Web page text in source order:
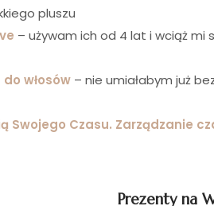
pluszu
– używam ich od 4 lat i wciąż mi
włosów – nie umiałabym już
Swojego Czasu. Zarządzanie
Prezenty na